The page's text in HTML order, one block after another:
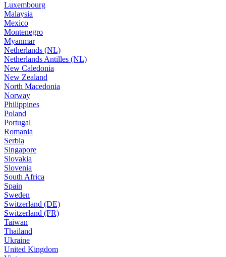
Luxembourg
Malaysia
Mexico
Montenegro
Myanmar
Netherlands (NL)
Netherlands Antilles (NL)
New Caledonia
New Zealand
North Macedonia
Norway
Philippines
Poland
Portugal
Romania
Serbia
Singapore
Slovakia
Slovenia
South Africa
Spain
Sweden
Switzerland (DE)
Switzerland (FR)
Taiwan
Thailand
Ukraine
United Kingdom